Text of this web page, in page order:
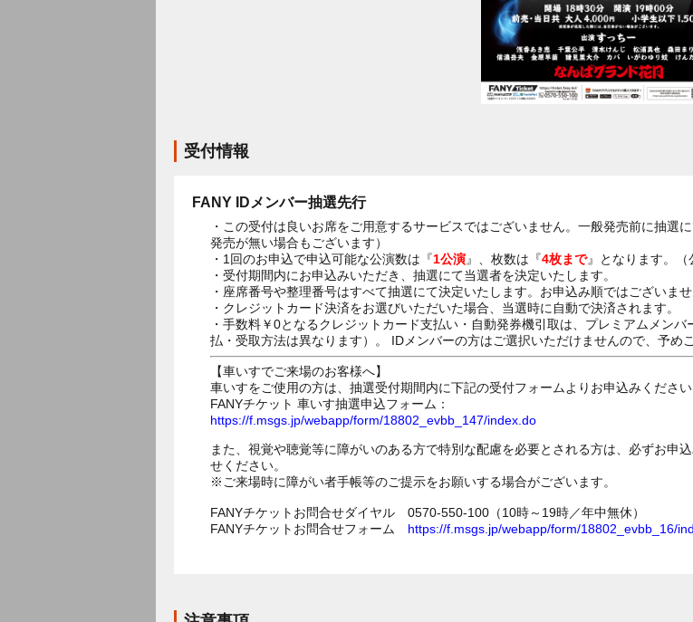
受付情報
FANY IDメンバー抽選先行
・この受付は良いお席をご用意するサービスではございません。一般発売前に抽選
発売が無い場合もございます）
・1回のお申込で申込可能な公演数は『1公演』、枚数は『4枚まで』となります。（
・受付期間内にお申込みいただき、抽選にて当選者を決定いたします。
・座席番号や整理番号はすべて抽選にて決定いたします。お申込み順ではございませ
・クレジットカード決済をお選びいただいた場合、当選時に自動で決済されます。
・手数料￥0となるクレジットカード支払い・自動発券機引取は、プレミアムメン
払・受取方法は異なります）。 IDメンバーの方はご選択いただけませんので、予め
【車いすでご来場のお客様へ】
車いすをご使用の方は、抽選受付期間内に下記の受付フォームよりお申込みください
FANYチケット 車いす抽選申込フォーム：
https://f.msgs.jp/webapp/form/18802_evbb_147/index.do
また、視覚や聴覚等に障がいのある方で特別な配慮を必要とされる方は、必ずお申
せください。
※ご来場時に障がい者手帳等のご提示をお願いする場合がございます。
FANYチケットお問合せダイヤル 0570-550-100（10時～19時／年中無休）
FANYチケットお問合せフォーム https://f.msgs.jp/webapp/form/18802_evbb_16/